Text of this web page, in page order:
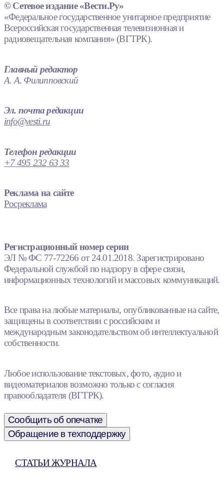
© Сетевое издание «Вести.Ру»
«Федеральное государственное унитарное предприятие
Всероссийская государственная телевизионная и
радиовещательная компания» (ВГТРК).
Главный редактор
А. А. Филипповский
Эл. почта редакции
info@vesti.ru
Телефон редакции
+7 495 232 63 33
Реклама на сайте
Росреклама
Регистрационный номер серии
ЭЛ № ФС 77-72266 от 24.01.2018. Зарегистрировано
Федеральной службой по надзору в сфере связи,
информационных технологий и массовых коммуникаций.
Все права на любые материалы, опубликованные на сайте,
защищены в соответствии с российским и
международным законодательством об интеллектуальной
собственности.
Любое использование текстовых, фото, аудио и
видеоматериалов возможно только с согласия
правообладателя (ВГТРК).
Сообщить об опечатке
Обращение в техподдержку
СТАТЬИ ЖУРНАЛА